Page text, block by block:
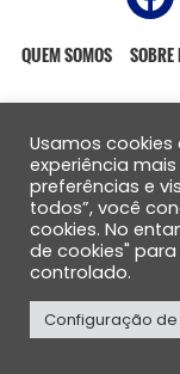
QUEM SOMOS SOBRE
Website
Usamos
experiência
preferências e
todos”, você
cookies. No
de cookies"
controlado.
Configuração